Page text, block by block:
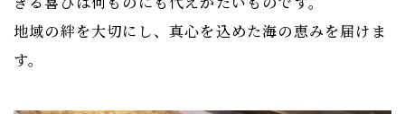
地域の絆を大切にし、真心を込めた海の恵みを届けま
す。